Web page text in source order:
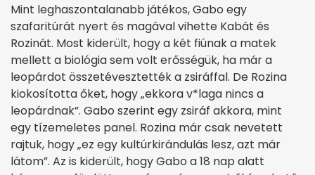
Mint leghaszontalanabb játékos, Gabo egy
szafaritúrát nyert és magával vihette Kabát és
Rozinát. Most kiderült, hogy a két fiúnak a matek
mellett a biológia sem volt erősségük, ha már a
leopárdot összetévesztették a zsiráffal. De Rozina
kiokosította őket, hogy „ekkora v*laga nincs a
leopárdnak”. Gabo szerint egy zsiráf akkora, mint
egy tízemeletes panel. Rozina már csak nevetett
rajtuk, hogy „ez egy kultúrkirándulás lesz, azt már
látom”. Az is kiderült, hogy Gabo a 18 nap alatt